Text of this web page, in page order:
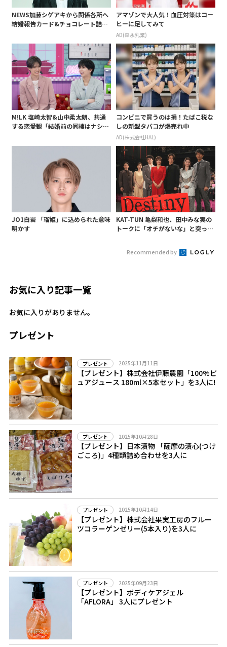
NEWS加藤シゲアキから関係各所へ
結婚報告カード&チョコレート詰め
も添えて
アマゾンで大人気！血圧対策はコー
ヒーに足してみて
AD(森永乳業)
M!LK 塩崎太智&山中柔太朗、共通
する恋愛観「結婚前の同棲はナシ」
コンビニで買うのは損！たばこ税な
しの新型タバコが爆売れ中
AD(株式会社HAL)
JO1白岩 「瑠姫」に込められた意味
明かす
KAT-TUN 亀梨和也、田中みな実の
トークに「オチがないな」と突っ込
Recommended by
お気に入り記事一覧
お気に入りがありません。
プレゼント
プレゼント 2025年11月11日
【プレゼント】株式会社伊藤農園「100%ピ
ュアジュース 180ml×5本セット」を3人に!
プレゼント 2025年10月28日
【プレゼント】日本漬物 「薩摩の漬心(つけ
ごころ)」4種類詰め合わせを3人に
プレゼント 2025年10月14日
【プレゼント】株式会社果実工房のフルー
ツコラーゲンゼリー(5本入り)を3人に
プレゼント 2025年09月23日
【プレゼント】ボディケアジェル
「AFLORA」 3人にプレゼント